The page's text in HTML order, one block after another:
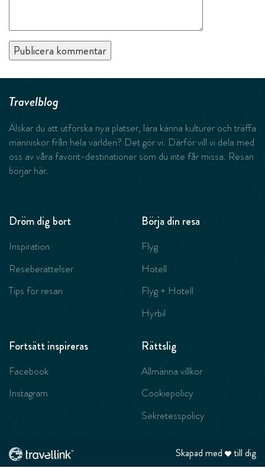
Travelblog
Älskar du att utforska nya platser, lära känna kulturer och träffa
människor från hela världen? Det gör vi. Därför vill vi dela med
oss av våra favorit-destinationer som du inte får missa. Resan
börjar här.
Dröm dig bort
Inspiration
Reseberättelser
Tips för resan
Börja din resa
Flyg
Hotell
Flyg + Hotell
Hyrbil
Fortsätt inspireras
Facebook
Instagram
Rättslig
Allmänna villkor
Cookiepolicy
Sekretesspolicy
Skapad med till dig